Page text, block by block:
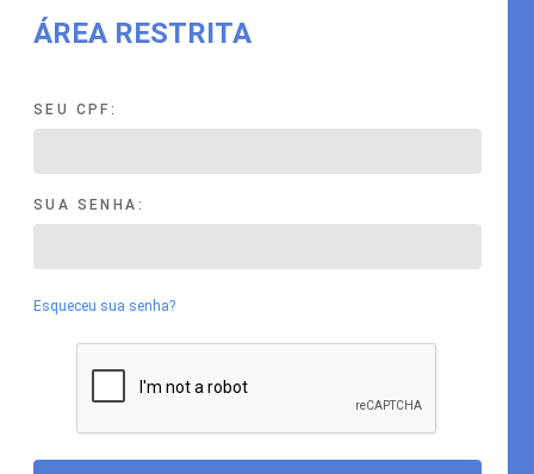
ÁREA RESTRITA
SEU CPF:
SUA SENHA:
Esqueceu sua senha?